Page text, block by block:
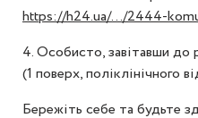
https://h24.ua/.../2444-
4. Особисто, завітавши до
(1 поверх, поліклінічного
Бережіть себе та будьте